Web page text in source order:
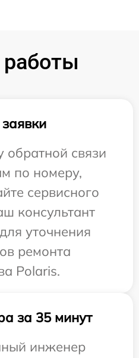
связи
по номеру,
сервисного
консультант
уточнения
ремонта
Polaris.
за 35 минут
инженер